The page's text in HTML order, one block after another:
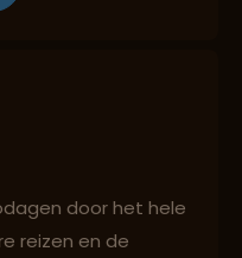
door het hele
reizen en de